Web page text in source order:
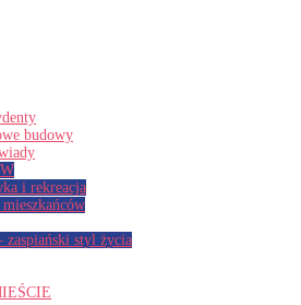
budowy
i rekreacja
mieszkańców
zaspiański styl życia